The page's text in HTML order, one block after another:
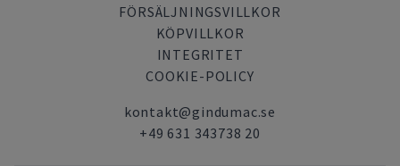
FÖRSÄLJNINGSVILLKOR
KÖPVILLKOR
INTEGRITET
COOKIE-POLICY
kontakt@gindumac.se
+49 631 343738 20